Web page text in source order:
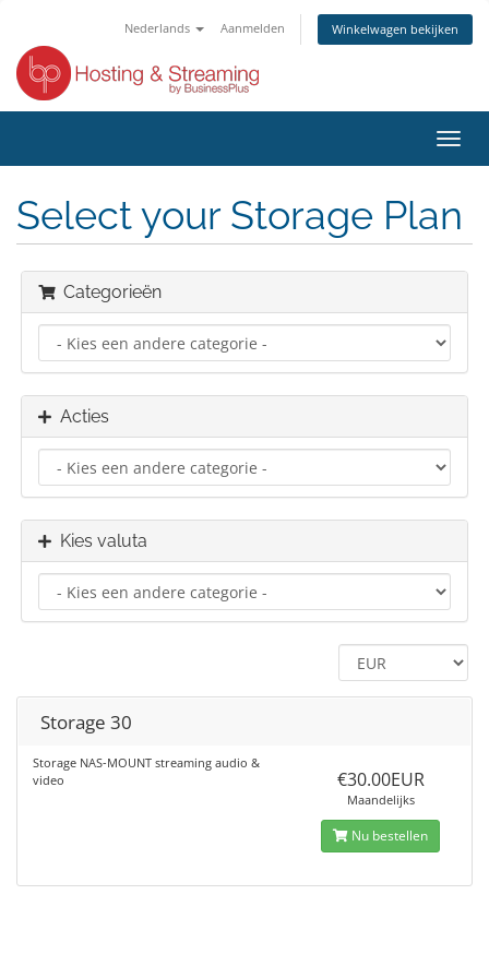
Nederlands Aanmelden Winkelwagen bekijken
in-/
Select your Storage Plan
Categorieën
Acties
Kies valuta
Storage 30
Storage NAS-MOUNT streaming audio &
video
€30.00EUR
Maandelijks
Nu bestellen